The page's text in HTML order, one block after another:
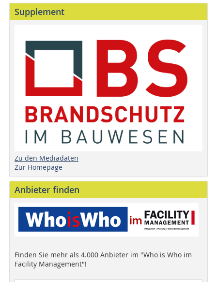
Supplement
Zu den Mediadaten
Zur Homepage
Anbieter finden
Finden Sie mehr als 4.000 Anbieter im "Who is Who im
Facility Management"!